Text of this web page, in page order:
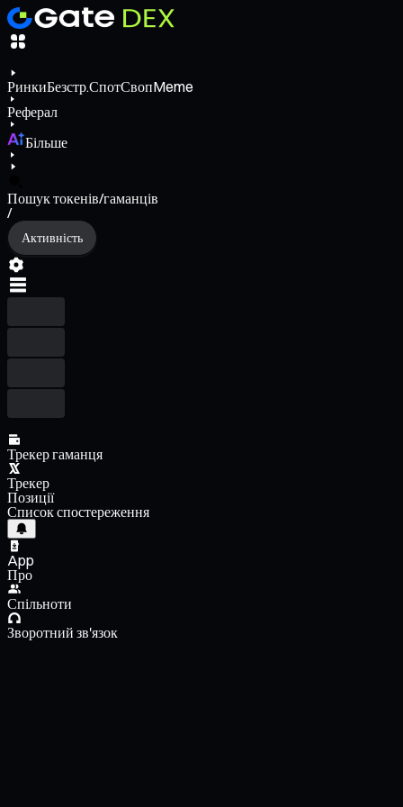
РинкиБезстр.СпотСвопMeme
Реферал
Більше
Пошук токенів/гаманців
/
Активність
Трекер гаманця
Трекер
Позиції
Список спостереження
App
Про
Спільноти
Зворотний зв'язок